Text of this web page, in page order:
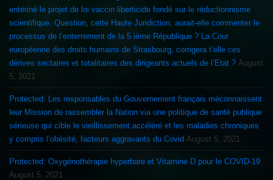
entériné le projet de loi vaccin liberticide fondé sur le réductionnisme
scientifique. Question, cette Haute Juridiction, aurait-elle commenter le
processus de l’enterrement de la 5 ième République ? La Cour
européenne des droits humains de Strasbourg, corrigera t’elle ces
dérives sectaires et totalitaires des dirigeants actuels de l’Etat ? August
5, 2021
Protected: Les responsables du Gouvernement français méconnaissent
leur Mission de rassembler la Nation via une politique de santé publique
sérieuse qui cible le vieillissement accéléré et les maladies chroniques
y compris l’obésité, facteurs aggravants du Covid August 5, 2021
Protected: Oxygénothérapie hyperbare et Vitamine D pour le COVID-19
August 5, 2021